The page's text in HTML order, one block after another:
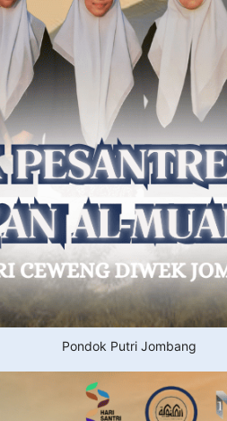
Pondok Putri Jombang